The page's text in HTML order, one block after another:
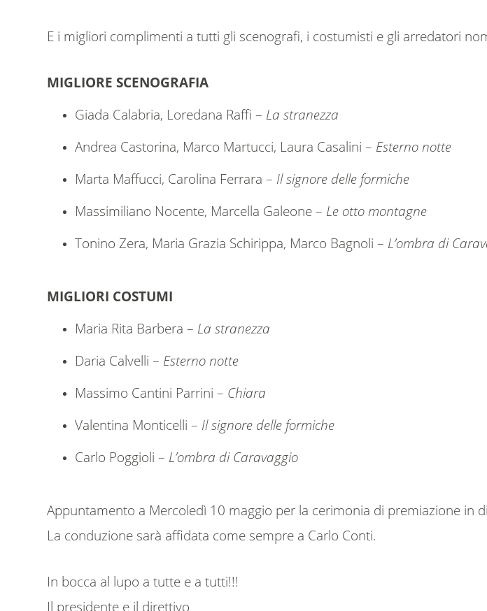
E i migliori complimenti a tutti gli scenografi, i costumisti e gli arredatori
MIGLIORE SCENOGRAFIA
Giada Calabria, Loredana Raffi – La stranezza
Andrea Castorina, Marco Martucci, Laura Casalini – Esterno notte
Marta Maffucci, Carolina Ferrara – Il signore delle formiche
Massimiliano Nocente, Marcella Galeone – Le otto montagne
Tonino Zera, Maria Grazia Schirippa, Marco Bagnoli – L’ombra di
MIGLIORI COSTUMI
Maria Rita Barbera – La stranezza
Daria Calvelli – Esterno notte
Massimo Cantini Parrini – Chiara
Valentina Monticelli – Il signore delle formiche
Carlo Poggioli – L’ombra di Caravaggio
Appuntamento a Mercoledì 10 maggio per la cerimonia di premiazione in
La conduzione sarà affidata come sempre a Carlo Conti.
In bocca al lupo a tutte e a tutti!!!
Il presidente e il direttivo